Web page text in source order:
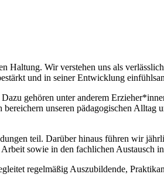
Wir verstehen uns als
und in seiner Entwicklung
gehören unter anderem
unseren pädagogischen Alltag
teil. Darüber hinaus führen wir
sowie in den fachlichen Austausch
regelmäßig Auszubildende,